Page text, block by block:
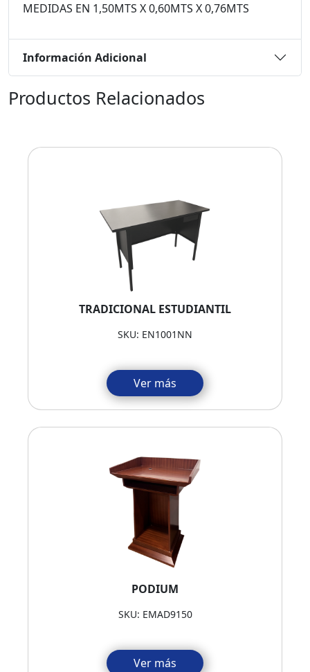
MEDIDAS EN 1,50MTS X 0,60MTS X 0,76MTS
Información Adicional
Productos Relacionados
TRADICIONAL ESTUDIANTIL
SKU: EN1001NN
Ver más
PODIUM
SKU: EMAD9150
Ver más